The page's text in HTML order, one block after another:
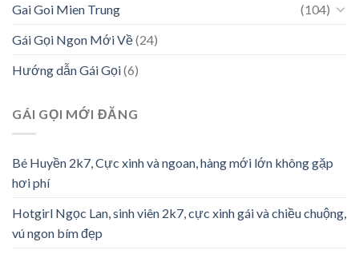
Gai Goi Mien Trung
(104)
Gái Gọi Ngon Mới Về(24)
Hướng dẫn Gái Gọi(6)
GÁI GỌI MỚI ĐĂNG
Bé Huyền 2k7, Cực xinh và ngoan, hàng mới lớn không gặp
hơi phí
Hotgirl Ngọc Lan, sinh viên 2k7, cực xinh gái và chiều chuộng,
vú ngon bím đẹp